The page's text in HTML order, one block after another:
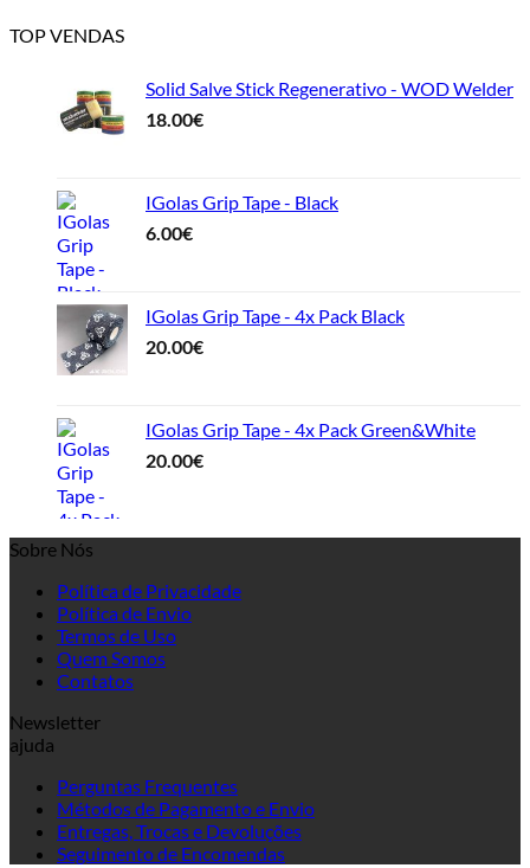
TOP VENDAS
Solid Salve Stick Regenerativo - WOD Welder
18.00€
IGolas Grip Tape - Black
6.00€
IGolas Grip Tape - 4x Pack Black
20.00€
IGolas Grip Tape - 4x Pack Green&White
20.00€
Sobre Nós
Política de Privacidade
Política de Envio
Termos de Uso
Quem Somos
Contatos
Newsletter
ajuda
Perguntas Frequentes
Métodos de Pagamento e Envio
Entregas, Trocas e Devoluções
Seguimento de Encomendas